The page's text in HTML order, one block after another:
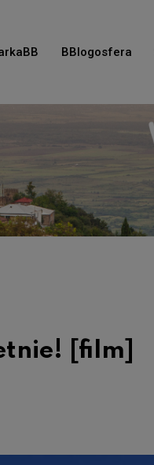
BBlogosfera
[film]